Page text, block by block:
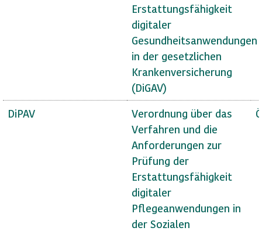
Erstattungsfähigkeit
digitaler
Gesundheitsanwendungen
in der gesetzlichen
Krankenversicherung
(DiGAV)
DiPAV
Verordnung über das
Verfahren und die
Anforderungen zur
Prüfung der
Erstattungsfähigkeit
digitaler
Pflegeanwendungen in
der Sozialen